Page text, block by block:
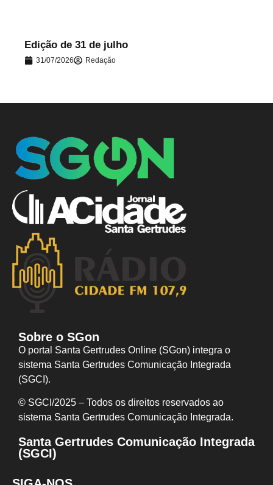
Edição de 31 de julho
31/07/2026 Redação
Sobre o SGon
O portal Santa Gertrudes Online (SGon) integra o
sistema Santa Gertrudes Comunicação Integrada
(SGCI).
© SGCI/2025 – Todos os direitos reservados ao
sistema Santa Gertrudes Comunicação I ntegrada.
Santa Gertrudes Comunicação Integrada
(SGCI)